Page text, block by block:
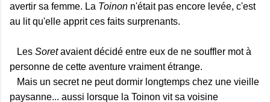
avertir sa femme. La Toinon n'était pas encore levée, c'est
au lit qu'elle apprit ces faits surprenants.
Les Soretavaient décidé entre eux de ne souffler mot à
personne de cette aventure vraiment étrange.
Mais un secret ne peut dormir longtemps chez une vieille
paysanne... aussi lorsque la Toinon vit sa voisine